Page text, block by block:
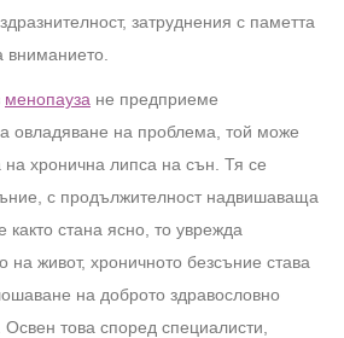
затруднения с паметта
вниманието.
менопауза не предприеме
овладяване на проблема, той може
на хронична липса на сън. Тя се
с продължителност надвишаваща
стана ясно, то уврежда
на живот, хроничното безсъние става
на доброто здравословно
това според специалисти,